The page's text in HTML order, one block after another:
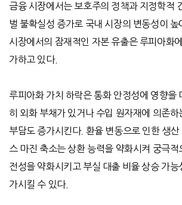
금융 시장에서는 보호주의 정책과 지정학적
벌 불확실성 증가로 국내 시장의 변동성이 높
시장에서의 잠재적인 자본 유출은 루피아화
가하고 있다.
루피아화 가치 하락은 통화 안정성에 영향을
히 외화 부채가 있거나 수입 원자재에 의존
부담도 증가시킨다. 환율 변동으로 인한 생산
스 마진 축소는 상환 능력을 약화시켜 궁극적
전성을 약화시키고 부실 대출 비율 상승 가능
가시킬 수 있다.